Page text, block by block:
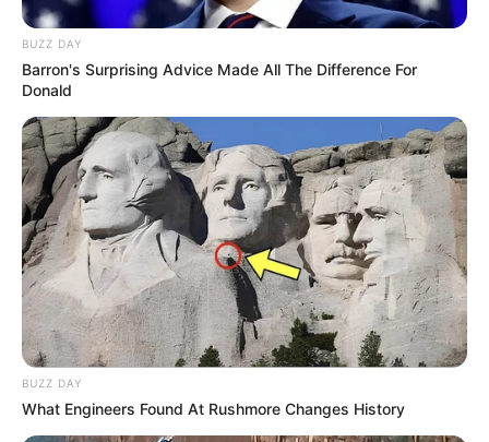
BUZZ DAY
Barron's Surprising Advice Made All The Difference For
Donald
BUZZ DAY
What Engineers Found At Rushmore Changes History